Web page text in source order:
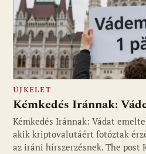
ÚJKELET
Kémkedés Iránnak:
Kémkedés Iránnak: Vádat
akik kriptovalutáért fotóztak
az iráni hírszerzésnek. The post